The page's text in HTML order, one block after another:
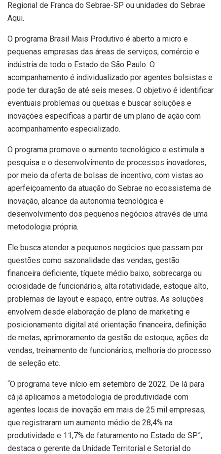
Regional de Franca do Sebrae-SP ou unidades do Sebrae
Aqui.
O programa Brasil Mais Produtivo é aberto a micro e
pequenas empresas das áreas de serviços, comércio e
indústria de todo o Estado de São Paulo. O
acompanhamento é individualizado por agentes bolsistas e
pode ter duração de até seis meses. O objetivo é identificar
eventuais problemas ou queixas e buscar soluções e
inovações específicas a partir de um plano de ação com
acompanhamento especializado.
O programa promove o aumento tecnológico e estimula a
pesquisa e o desenvolvimento de processos inovadores,
por meio da oferta de bolsas de incentivo, com vistas ao
aperfeiçoamento da atuação do Sebrae no ecossistema de
inovação, alcance da autonomia tecnológica e
desenvolvimento dos pequenos negócios através de uma
metodologia própria.
Ele busca atender a pequenos negócios que passam por
questões como sazonalidade das vendas, gestão
financeira deficiente, tíquete médio baixo, sobrecarga ou
ociosidade de funcionários, alta rotatividade, estoque alto,
problemas de layout e espaço, entre outras. As soluções
envolvem desde elaboração de plano de marketing e
posicionamento digital até orientação financeira, definição
de metas, aprimoramento da gestão de estoque, ações de
vendas, treinamento de funcionários, melhoria do processo
de seleção etc.
“O programa teve início em setembro de 2022. De lá para
cá já aplicamos a metodologia de produtividade com
agentes locais de inovação em mais de 25 mil empresas,
que registraram um aumento médio de 28,4% na
produtividade e 11,7% de faturamento no Estado de SP”,
destaca o gerente da Unidade Territorial e Setorial do